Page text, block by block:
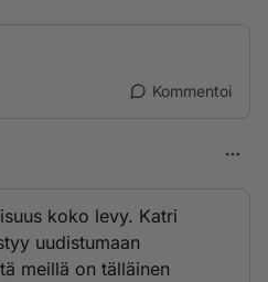
Kommentoi
koko levy. Katri
uudistumaan
meillä on tälläinen